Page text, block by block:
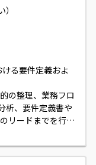
る要件定義およ
の整理、業務フロ
析、要件定義書や
リードまでを行っ
管理に特化したポ